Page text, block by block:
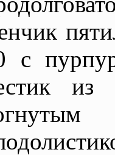
с
из